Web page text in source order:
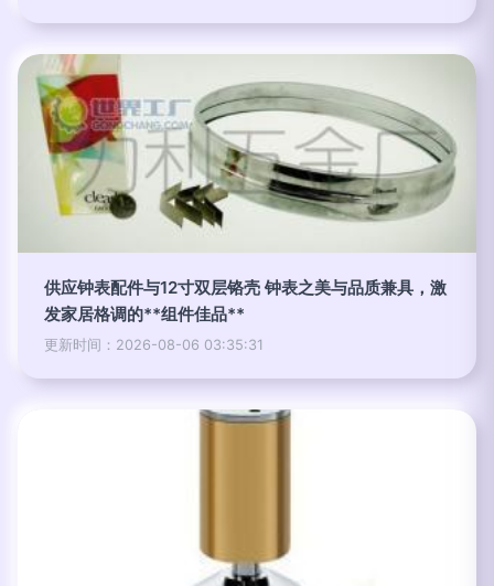
供应钟表配件与12寸双层铬壳 钟表之美与品质兼具，激
发家居格调的**组件佳品**
更新时间：2026-08-06 03:35:31